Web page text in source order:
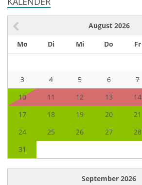
August 2026
Mo
Di Mi Do Fr
3
4 5 6 7
10
11 12 13 14
17
18 19 20 21
24
25 26 27 28
31
September 2026